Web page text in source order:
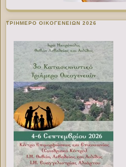
ΤΡΙΗΜΕΡΟ ΟΙΚΟΓΕΝΕΙΩΝ 2026